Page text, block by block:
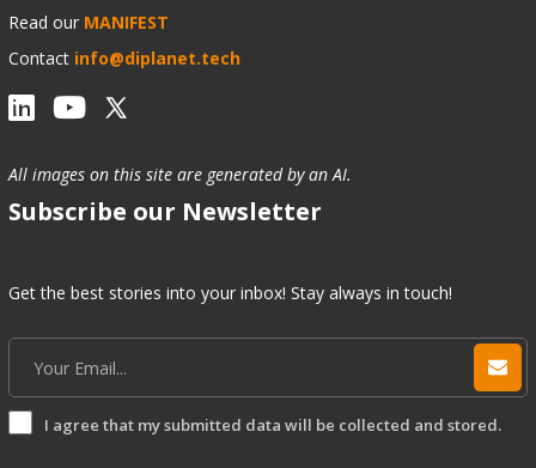
Read our MANIFEST
Contact info@diplanet.tech
All images on this site are generated by an AI.
Subscribe our Newsletter
Get the best stories into your inbox! Stay always in touch!
I agree that my submitted data will be collected and stored.